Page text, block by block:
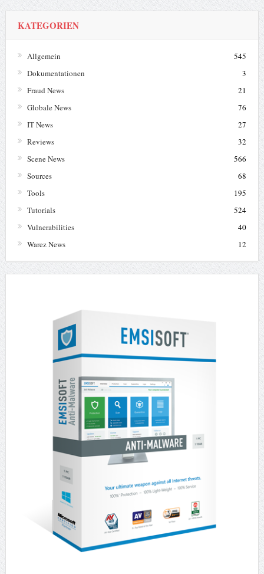
KATEGORIEN
Allgemein
545
Dokumentationen
3
Fraud News
21
Globale News
76
IT News
27
Reviews
32
Scene News
566
Sources
68
Tools
195
Tutorials
524
Vulnerabilities
40
Warez News
12